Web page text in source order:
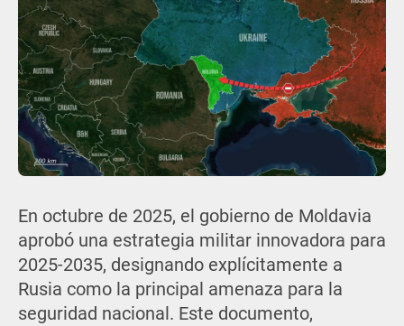
En octubre de 2025, el gobierno de Moldavia
aprobó una estrategia militar innovadora para
2025-2035, designando explícitamente a
Rusia como la principal amenaza para la
seguridad nacional. Este documento,